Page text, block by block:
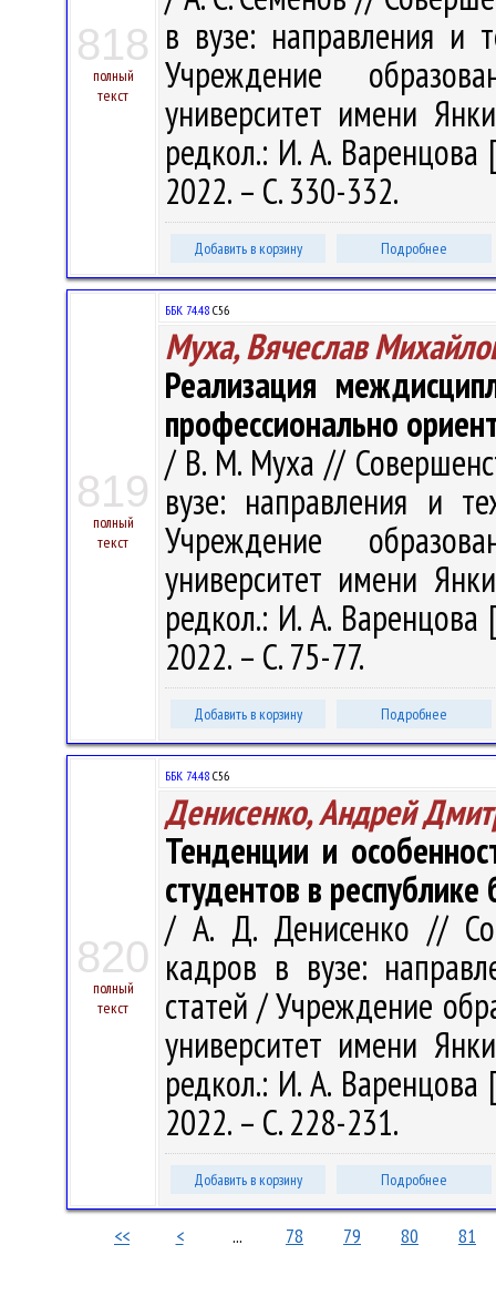
818
полный
текст
в вузе: направления и
Учреждение
университет имени
редкол.: И. А.
2022. – С. 330-332.
Добавить в корзину Подробнее
819
полный
текст
ББК 74.48 С56
Муха, Вячеслав
Реализация
профессионально
/ В. М. Муха //
вузе: направления и
Учреждение
университет имени
редкол.: И. А.
2022. – С. 75-77.
Добавить в корзину Подробнее
820
полный
текст
ББК 74.48 С56
Денисенко, Андрей
Тенденции и
студентов в
/ А. Д. Денисенко //
кадров в вузе:
статей / Учреждение
университет имени
редкол.: И. А.
2022. – С. 228-231.
Добавить в корзину Подробнее
<< < ... 78 79 80 81